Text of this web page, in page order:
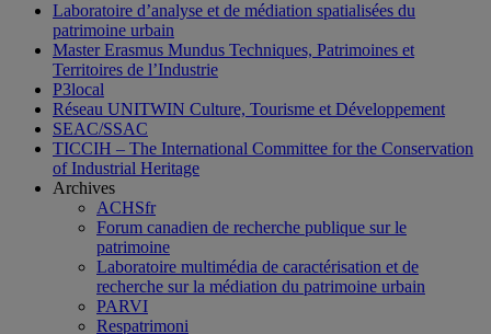
Laboratoire d’analyse et de médiation spatialisées du
patrimoine urbain
Master Erasmus Mundus Techniques, Patrimoines et
Territoires de l’Industrie
P3local
Réseau UNITWIN Culture, Tourisme et Développement
SEAC/SSAC
TICCIH – The International Committee for the Conservation
of Industrial Heritage
Archives
ACHSfr
Forum canadien de recherche publique sur le
patrimoine
Laboratoire multimédia de caractérisation et de
recherche sur la médiation du patrimoine urbain
PARVI
Respatrimoni